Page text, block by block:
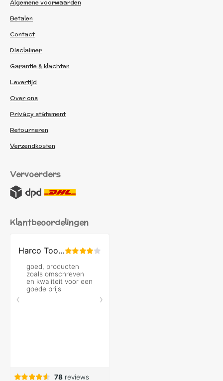
Algemene voorwaarden
Betalen
Contact
Disclaimer
Garantie & klachten
Levertijd
Over ons
Privacy statement
Retourneren
Verzendkosten
Vervoerders
Klantbeoordelingen